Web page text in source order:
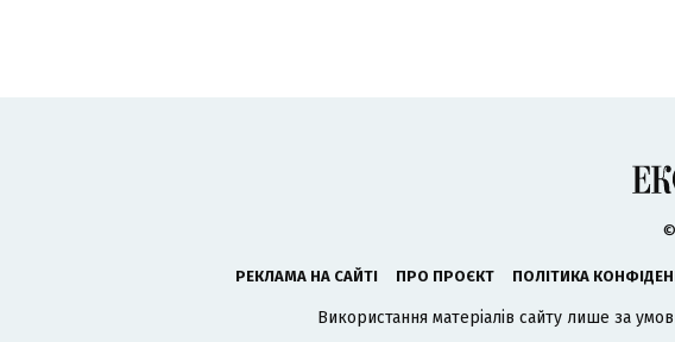
РЕКЛАМА НА САЙТІ ПРО ПРОЄКТ ПОЛІТИКА
Використання матеріалів сайту лише за